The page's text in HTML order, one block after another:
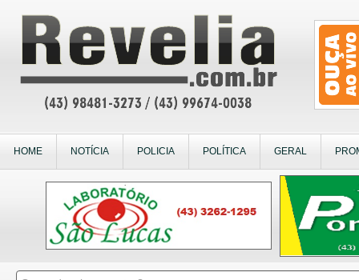
HOME NOTÍCIA POLICIA POLÍTICA GERAL